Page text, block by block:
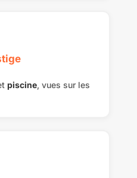
piscine, vues sur les